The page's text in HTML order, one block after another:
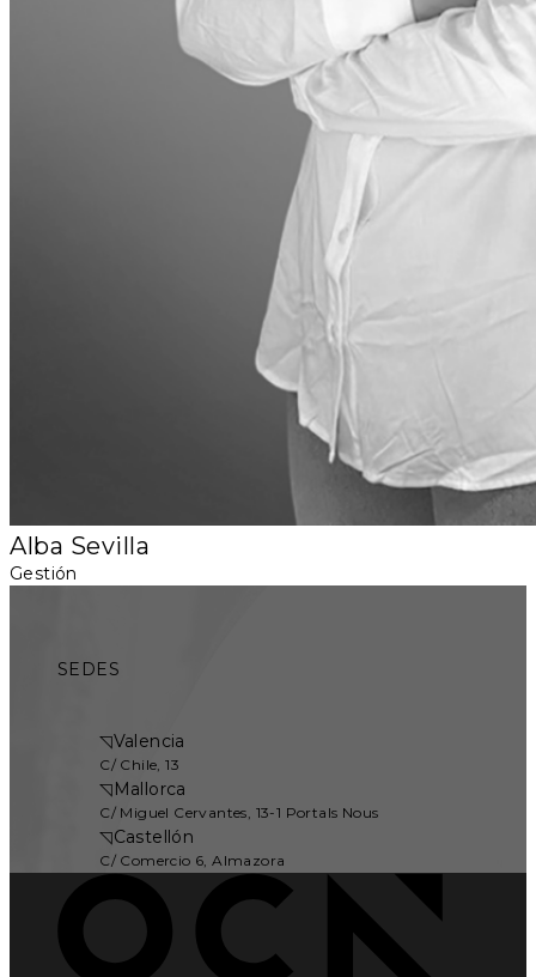
Alba Sevilla
Gestión
SEDES
◹Valencia
C/ Chile, 13
◹Mallorca
C/ Miguel Cervantes, 13-1 Portals Nous
◹Castellón
C/ Comercio 6, Almazora